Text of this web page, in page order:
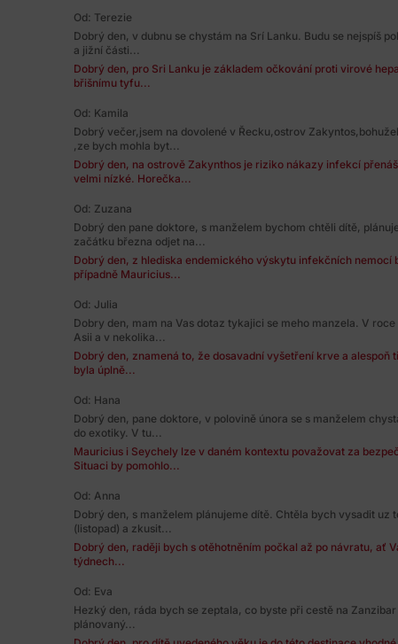
Od: Terezie
Dobrý den, v dubnu se chystám na Srí Lanku. Budu se nejspíš
a jižní části...
Dobrý den, pro Sri Lanku je základem očkování proti virové
břišnímu tyfu...
Od: Kamila
Dobrý večer,jsem na dovolené v Řecku,ostrov
,ze bych mohla byt...
Dobrý den, na ostrově Zakynthos je riziko nákazy infekcí
velmi nízké. Horečka...
Od: Zuzana
Dobrý den pane doktore, s manželem bychom chtěli dítě,
začátku března odjet na...
Dobrý den, z hlediska endemického výskytu infekčních nemocí
případně Mauricius...
Od: Julia
Dobry den, mam na Vas dotaz tykajici se meho manzela. V
Asii a v nekolika...
Dobrý den, znamená to, že dosavadní vyšetření krve a alespoň
byla úplně...
Od: Hana
Dobrý den, pane doktore, v polovině února se s manželem
do exotiky. V tu...
Mauricius i Seychely lze v daném kontextu považovat za
Situaci by pomohlo...
Od: Anna
Dobrý den, s manželem plánujeme dítě. Chtěla bych vysadit uz
(listopad) a zkusit...
Dobrý den, raději bych s otěhotněním počkal až po návratu, ať
týdnech...
Od: Eva
Hezký den, ráda bych se zeptala, co byste při cestě na
plánovaný...